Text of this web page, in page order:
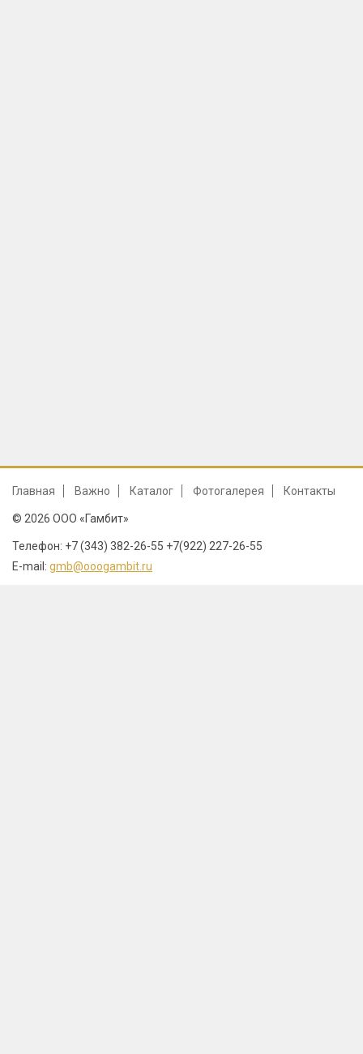
Главная Важно Каталог Фотогалерея Контакты
© 2026 ООО «Гамбит»
Телефон: +7 (343) 382-26-55 +7(922) 227-26-55
E-mail: gmb@ooogambit.ru